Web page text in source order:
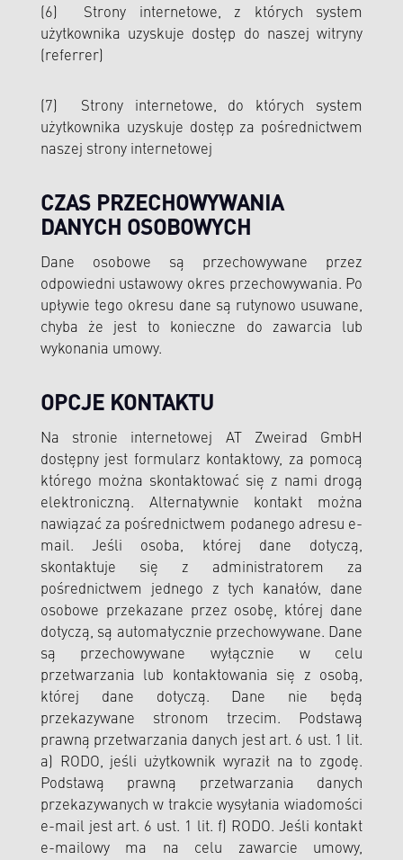
(6) Strony internetowe, z których system
użytkownika uzyskuje dostęp do naszej witryny
(referrer)
(7) Strony internetowe, do których system
użytkownika uzyskuje dostęp za pośrednictwem
naszej strony internetowej
CZAS PRZECHOWYWANIA
DANYCH OSOBOWYCH
Dane osobowe są przechowywane przez
odpowiedni ustawowy okres przechowywania. Po
upływie tego okresu dane są rutynowo usuwane,
chyba że jest to konieczne do zawarcia lub
wykonania umowy.
OPCJE KONTAKTU
Na stronie internetowej AT Zweirad GmbH
dostępny jest formularz kontaktowy, za pomocą
którego można skontaktować się z nami drogą
elektroniczną. Alternatywnie kontakt można
nawiązać za pośrednictwem podanego adresu e-
mail. Jeśli osoba, której dane dotyczą,
skontaktuje się z administratorem za
pośrednictwem jednego z tych kanałów, dane
osobowe przekazane przez osobę, której dane
dotyczą, są automatycznie przechowywane. Dane
są przechowywane wyłącznie w celu
przetwarzania lub kontaktowania się z osobą,
której dane dotyczą. Dane nie będą
przekazywane stronom trzecim. Podstawą
prawną przetwarzania danych jest art. 6 ust. 1 lit.
a) RODO, jeśli użytkownik wyraził na to zgodę.
Podstawą prawną przetwarzania danych
przekazywanych w trakcie wysyłania wiadomości
e-mail jest art. 6 ust. 1 lit. f) RODO. Jeśli kontakt
e-mailowy ma na celu zawarcie umowy,